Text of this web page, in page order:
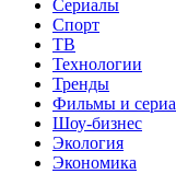
Сериалы
Спорт
ТВ
Технологии
Тренды
Фильмы и
Шоу-бизнес
Экология
Экономика